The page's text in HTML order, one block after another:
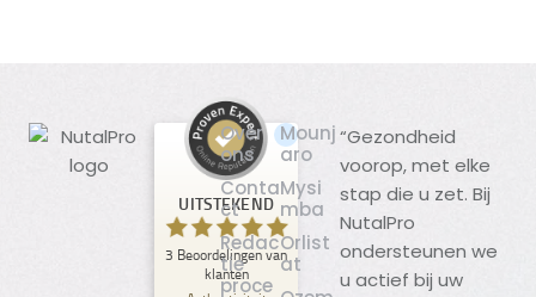
UITSTEKEND
3 Beoordelingen van
klanten
Klantbeoordelingen en ervaringen
voor
NutalPro
100
%
UITSTEKEND
Over
ons
Conta
ct
Redac
tie
proce
Mounj
aro
Mysi
mba
Orlist
at
“Gezondheid
voorop, met elke
stap die u zet. Bij
NutalPro
ondersteunen we
u actief bij uw